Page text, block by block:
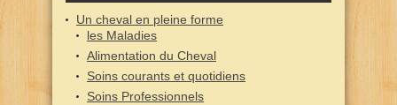
Un cheval en pleine forme
les Maladies
Alimentation du Cheval
Soins courants et quotidiens
Soins Professionnels